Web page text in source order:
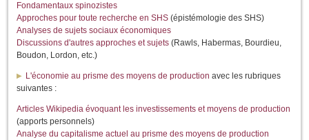
Fondamentaux spinozistes
Approches pour toute recherche en SHS (épistémologie des SHS)
Analyses de sujets sociaux économiques
Discussions d'autres approches et sujets (Rawls, Habermas, Bourdieu,
Boudon, Lordon, etc.)
L'économie au prisme des moyens de production avec les rubriques
suivantes :
Articles Wikipedia évoquant les investissements et moyens de production
(apports personnels)
Analyse du capitalisme actuel au prisme des moyens de production